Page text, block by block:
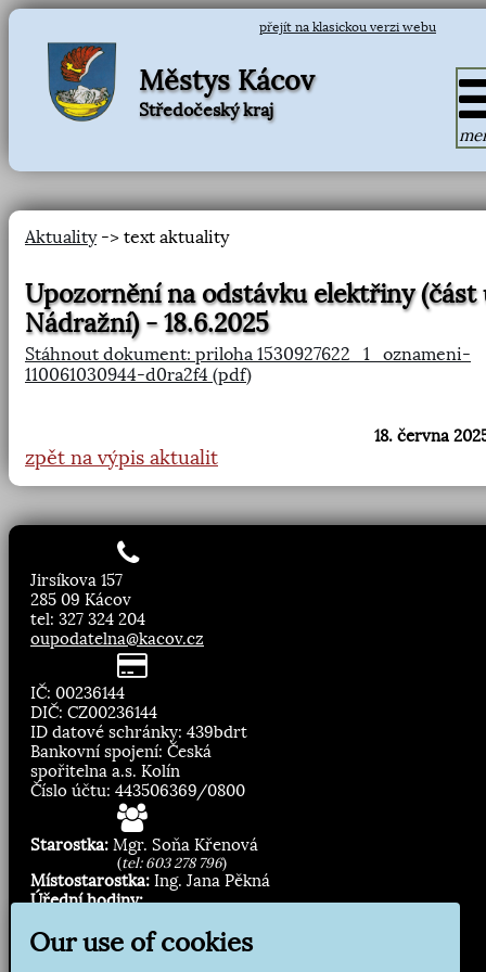
přejít na klasickou verzi webu
Městys Kácov
Středočeský kraj
Aktuality-> text aktuality
Upozornění na odstávku elektřiny (část
Nádražní) - 18.6.2025
Stáhnout dokument: priloha 1530927622_1_oznameni-
110061030944-d0ra2f4 (pdf)
18. června
zpět na výpis aktualit
Jirsíkova 157
285 09 Kácov
tel: 327 324 204
oupodatelna@kacov.cz
IČ: 00236144
DIČ: CZ00236144
ID datové schránky: 439bdrt
Bankovní spojení: Česká
spořitelna a.s. Kolín
Číslo účtu: 443506369/0800
Starostka: Mgr. Soňa Křenová
(tel: 603 278 796)
Místostarostka: Ing. Jana Pěkná
Úřední hodiny:
13:00 - 16:30
Our use of cookies